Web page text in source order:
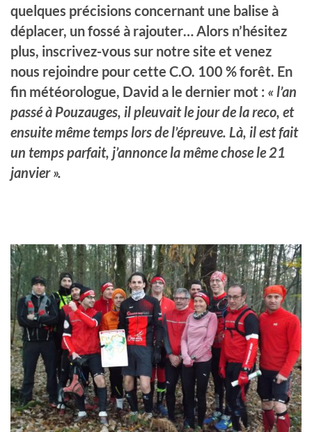
quelques précisions concernant une balise à
déplacer, un fossé à rajouter… Alors n’hésitez
plus, inscrivez-vous sur notre site et venez
nous rejoindre pour cette C.O. 100 % forêt. En
fin météorologue, David a le dernier mot : « l’an
passé à Pouzauges, il pleuvait le jour de la reco, et
ensuite même temps lors de l’épreuve. Là, il est fait
un temps parfait, j’annonce la même chose le 21
janvier ».